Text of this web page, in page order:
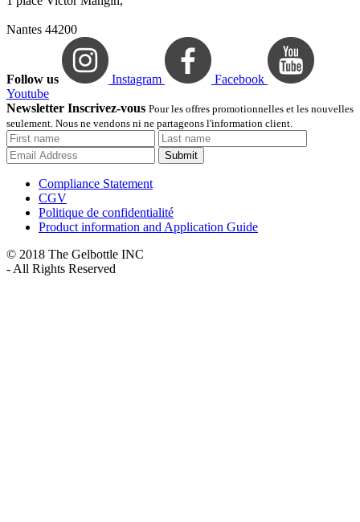
Nantes 44200
Follow us Instagram
Facebook
Youtube
Newsletter Inscrivez-vous Pour les offres promotionnelles et les nouvelles
seulement. Nous ne vendons ni ne partageons l'information client.
Submit
Compliance Statement
CGV
Politique de confidentialité
Product information and Application Guide
© 2018 The Gelbottle INC
- All Rights Reserved